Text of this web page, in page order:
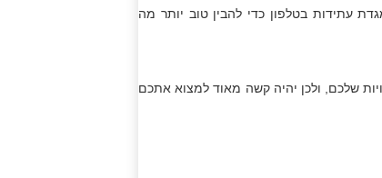
עתידות בטלפון כדי להבין טוב יותר מה
שלכם, ולכן יהיה קשה מאוד למצוא אתכם